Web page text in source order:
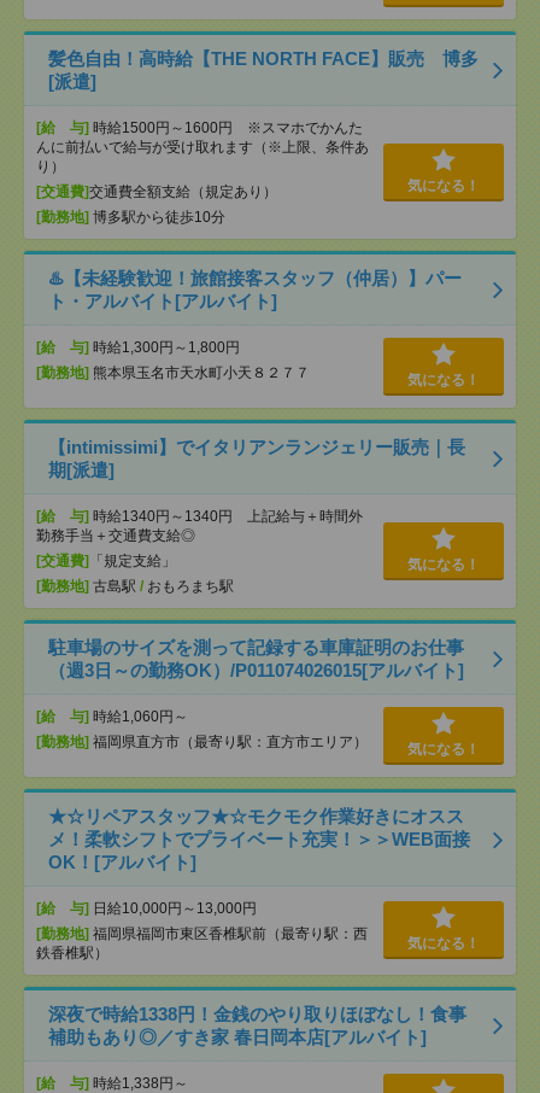
髪色自由！高時給【THE NORTH FACE】販売 博多
[派遣]
[給 与] 時給1500円～1600円 ※スマホでかんた
んに前払いで給与が受け取れます（※上限、条件あ
り）
[交通費]交通費全額支給（規定あり）
[勤務地] 博多駅から徒歩10分
気になる！
♨️【未経験歓迎！旅館接客スタッフ（仲居）】パー
ト・アルバイト[アルバイト]
[給 与] 時給1,300円～1,800円
[勤務地] 熊本県玉名市天水町小天８２７７ 気になる！
【intimissimi】でイタリアンランジェリー販売｜長
期[派遣]
[給 与] 時給1340円～1340円 上記給与＋時間外
勤務手当＋交通費支給◎
[交通費]
「規定支給」
[勤務地] 古島駅 / おもろまち駅
気になる！
駐車場のサイズを測って記録する車庫証明のお仕事
（週3日～の勤務OK）/P011074026015[アルバイト]
[給 与] 時給1,060円～
[勤務地] 福岡県直方市（最寄り駅：直方市エリア） 気になる！
★☆リペアスタッフ★☆モクモク作業好きにオスス
メ！柔軟シフトでプライベート充実！＞＞WEB面接
OK！[アルバイト]
[給 与] 日給10,000円～13,000円
[勤務地] 福岡県福岡市東区香椎駅前（最寄り駅：西
鉄香椎駅）
気になる！
深夜で時給1338円！金銭のやり取りほぼなし！食事
補助もあり◎／すき家 春日岡本店[アルバイト]
[給 与] 時給1,338円～